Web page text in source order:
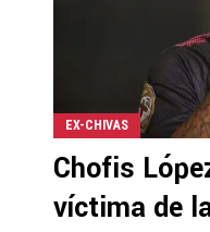
EX-CHIVAS
Chofis
víctima de